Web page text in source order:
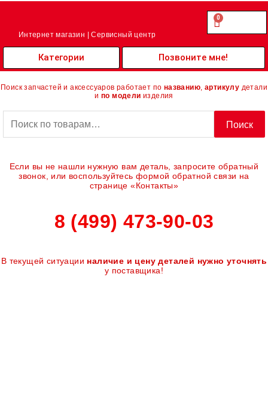
Перейти
Интернет магазин | Сервисный центр
0.00
0
Cart
Категории Позвоните мне!
Поиск запчастей и аксессуаров работает по названию артикулу детали
и по модели изделия
Поиск
Если вы не нашли нужную вам деталь, запросите обратный
звонок, или воспользуйтесь формой обратной связи на
странице «Контакты»
8 (499) 473-90-03
В текущей ситуации наличие и цену деталей нужно уточнять
у поставщика!